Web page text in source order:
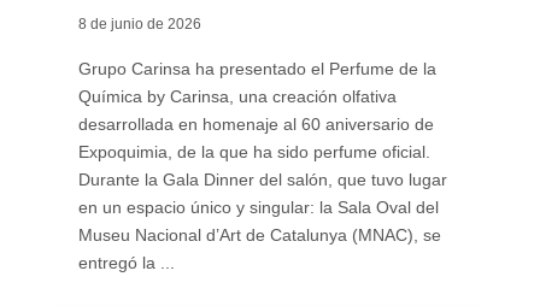
8 de junio de 2026
Grupo Carinsa ha presentado el Perfume de la
Química by Carinsa, una creación olfativa
desarrollada en homenaje al 60 aniversario de
Expoquimia, de la que ha sido perfume oficial.
Durante la Gala Dinner del salón, que tuvo lugar
en un espacio único y singular: la Sala Oval del
Museu Nacional d’Art de Catalunya (MNAC), se
entregó la ...